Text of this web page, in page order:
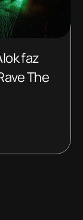
faz
The